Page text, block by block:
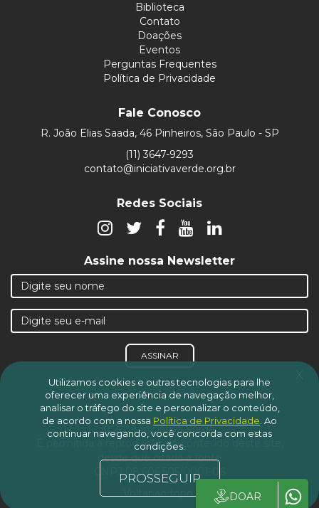
Biblioteca
Contato
Doações
Eventos
Perguntas Frequentes
Política de Privacidade
Fale Conosco
R. João Elias Saada, 46 Pinheiros, São Paulo - SP
(11) 3647-9293
contato@iniciativaverde.org.br
Redes Sociais
Assine nossa Newsletter
ASSINAR
© 2019 Iniciativa Verde.
É permitida a reprodução do conteúdo deste site,
desde que citada a fonte
CNPJ 08.606.505/0001-06
Voltar ao topo
x
Utilizamos cookies e outras tecnologias para lhe
oferecer uma experiência de navegação melhor,
analisar o tráfego do site e personalizar o conteúdo,
de acordo com a nossa Política de Privacidade Ao
continuar navegando, você concorda com estas
condições.
PROSSEGUIR
DOAR